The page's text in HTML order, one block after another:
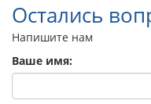
Остались
Напишите нам
Ваше имя: